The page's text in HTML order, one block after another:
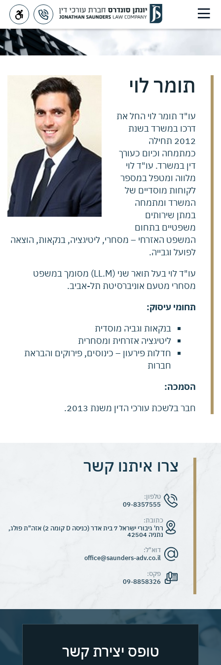
תומר לוי
עו"ד תומר לוי החל את
דרכו במשרד בשנת
2012 תחילה
כמתמחה וכיום כעורך
דין במשרד. עו"ד לוי
מלווה ומטפל במספר
לקוחות מוסדיים של
המשרד ומתמחה
במתן שירותים
משפטיים בתחום
המשפט האזרחי – מסחרי, ליטיגציה, בנקאות, הוצאה
לפועל וגבייה.
עו"ד לוי בעל תואר שני (LL.M) מסומך במשפט
מסחרי מטעם אוניברסיטת תל-אביב.
תחומי עיסוק:
בנקאות וגביה מוסדית
ליטיגציה אזרחית ומסחרית
חדלות פירעון – כינוסים, פירוקים והבראת
חברות
הסמכה:
חבר בלשכת עורכי הדין משנת 2013.
צרו איתנו קשר
טופס יצירת קשר